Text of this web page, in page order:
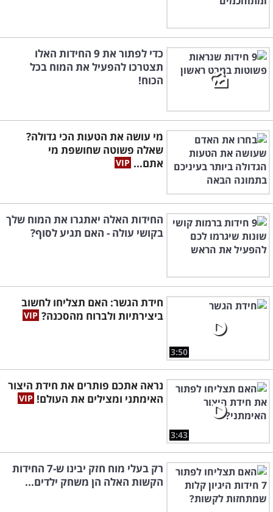
כדי לפתור את 9 החידות האלו
תצטרכו להפעיל את המוח בכל
הכוח!
מי עושה את הטעות הכי גדולה?
שאלה פשוטה שחושפת מי
אתם...
החידות האלה יאתגרו את המוח שלך
בקושי עולה - האם תגיע לסוף?
3:50
חידת הגשר: האם תצליחו לחשוב
ביצירתיות ולברוח מהסכנה?
3:43
נראה אתכם פותרים את חידת היצור
האימתני ומצילים את העולם!
רק בעלי מוח חזק יבינו ש-7 החידות
הקשות האלה הן משחק ילדים...